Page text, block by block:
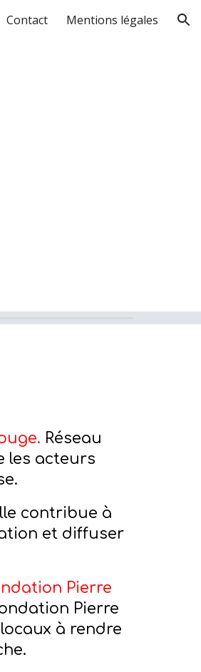
Contact Mentions légales
Réseau
les acteurs
contribue à
et diffuser
Pierre
Pierre
à rendre